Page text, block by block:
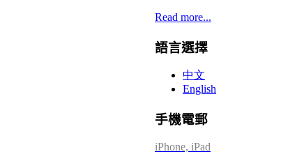
Read more...
語言選擇
中文
English
手機電郵
iPhone, iPad